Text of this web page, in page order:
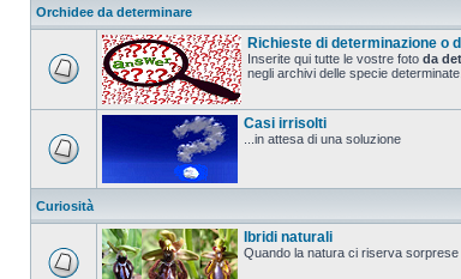
Orchidee da determinare
Richieste di determinazione o
Inserite qui tutte le vostre foto da
negli archivi delle specie determinate.
Casi irrisolti
...in attesa di una soluzione
Curiosità
Ibridi naturali
Quando la natura ci riserva sorprese